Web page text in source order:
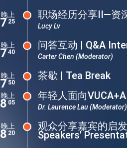
晚上
725
职场经历分享II—资
Lucy Lv
晚上
740
问答互动 | Q&A
Carter Chen (Moderator)
晚上
750
茶歇 | Tea Break
晚上
805
年轻人面向
Dr. Laurence Lau (Moderator)
晚上
820
观众分享嘉宾的启
Speakers'